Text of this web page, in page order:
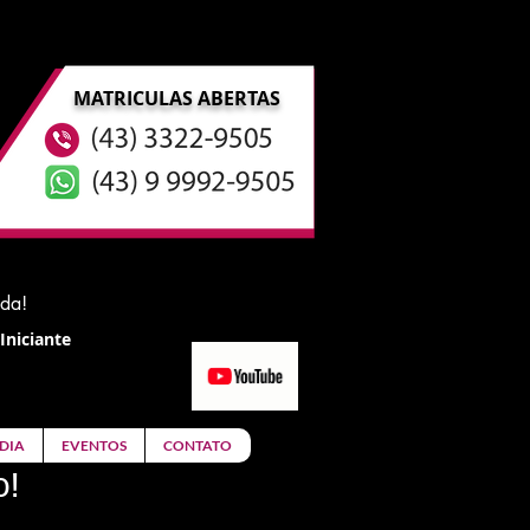
MATRICULAS ABERTAS
EVENTOS CONTATO